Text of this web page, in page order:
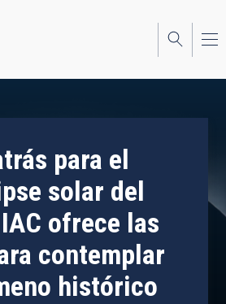
para el
solar del
ofrece las
contemplar
histórico